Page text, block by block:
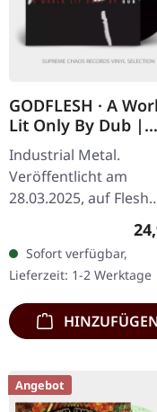
GODFLESH · A
Lit Only By Dub |
BLACK LP
Industrial Metal.
Veröffentlicht am
28.03.2025, auf Flesh
Recordings.
Vinyl-LP, limitierte
in luxuriösem
verpackt. Mit…
Sofort verfügbar,
Lieferzeit: 1-2 Werktage
Angebot